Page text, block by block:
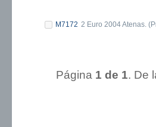
M7172 2 Euro 2004 Atenas.
Página 1 de 1.